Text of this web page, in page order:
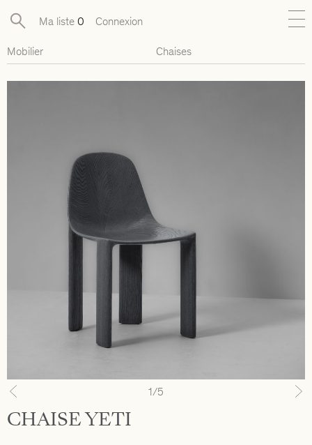
Nouveautés
Pièces disponibles
Designers
Presse
Mobilier Chaises
Previous 1/5
CHAISE YETI
Ma liste 0 Connexion